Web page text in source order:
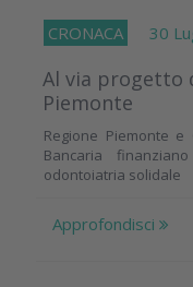
CRONACA 30
Al via progetto
Piemonte
Regione Piemonte
Bancaria
odontoiatria solidale
Approfondisci